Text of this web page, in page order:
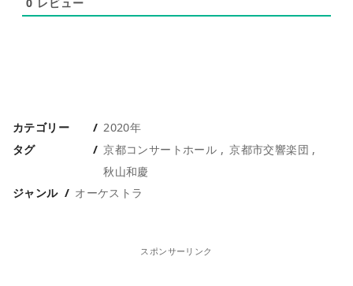
0 レビュー
カテゴリー
2020年
タグ
京都コンサートホール
京都市交響楽団
秋山和慶
ジャンル
オーケストラ
スポンサーリンク